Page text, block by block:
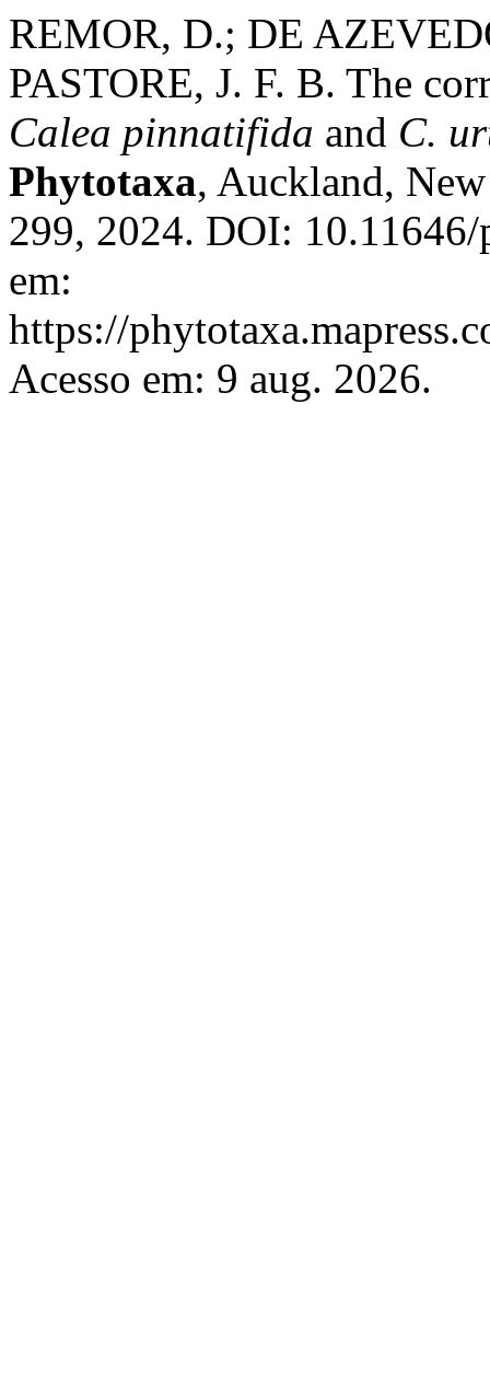
REMOR, D.; DE
PASTORE, J. F. B. The
Calea pinnatifida and C.
Phytotaxa, Auckland,
299, 2024. DOI:
em:
https://
Acesso em: 9 aug. 2026.